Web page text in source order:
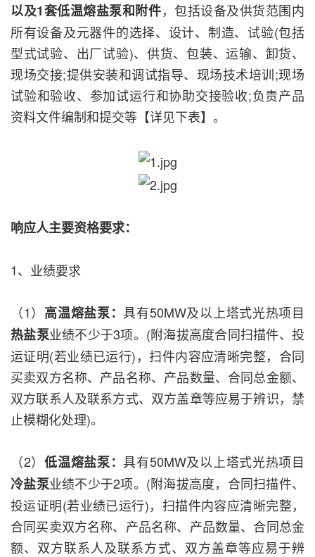
以及1套低温熔盐泵和附件，包括设备及供货范围内
所有设备及元器件的选择、设计、制造、试验(包括
型式试验、出厂试验)、供货、包装、运输、卸货、
现场交接;提供安装和调试指导、现场技术培训;现场
试验和验收、参加试运行和协助交接验收;负责产品
资料文件编制和提交等【详见下表】。
响应人主要资格要求：
1、业绩要求
（1） 高温熔盐泵： 具有50MW及以上塔式光热项目
热盐泵业绩不少于3项。(附海拔高度合同扫描件、投
运证明(若业绩已运行)，扫件内容应清晰完整，合同
买卖双方名称、产品名称、产品数量、合同总金额、
双方联系人及联系方式、双方盖章等应易于辨识，禁
止模糊化处理)。
（2）低温熔盐泵： 具有50MW及以上塔式光热项目
冷盐泵业绩不少于2项。(附海拔高度，合同扫描件、
投运证明(若业绩已运行)，扫描件内容应清晰完整，
合同买卖双方名称、产品名称、产品数量、合同总金
额、双方联系人及联系方式、双方盖章等应易于辨